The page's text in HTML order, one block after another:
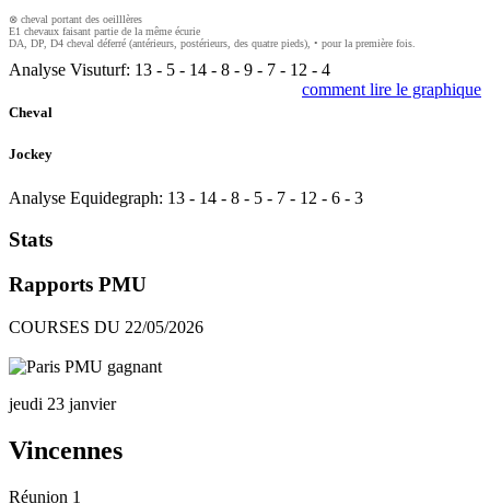
⊗ cheval portant des oeilllères
E1 chevaux faisant partie de la même écurie
DA, DP, D4 cheval déferré (antérieurs, postérieurs, des quatre pieds), • pour la première fois.
Analyse Visuturf: 13 - 5 - 14 - 8 - 9 - 7 - 12 - 4
comment lire le graphique
Cheval
Jockey
Analyse Equidegraph: 13 - 14 - 8 - 5 - 7 - 12 - 6 - 3
Stats
Rapports PMU
COURSES DU 22/05/2026
jeudi 23 janvier
Vincennes
Réunion 1